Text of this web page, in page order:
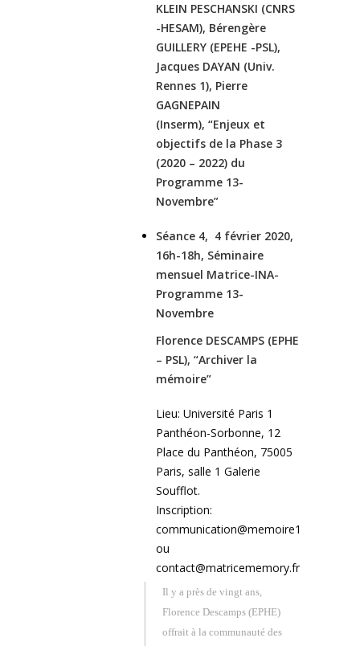
KLEIN PESCHANSKI (CNRS
-HESAM), Bérengère
GUILLERY (EPEHE -PSL),
Jacques DAYAN (Univ.
Rennes 1), Pierre
GAGNEPAIN
(Inserm), “Enjeux et
objectifs de la Phase 3
(2020 – 2022) du
Programme 13-
Novembre”
Séance 4, 4 février 2020,
16h-18h, Séminaire
mensuel Matrice-INA-
Programme 13-
Novembre
Florence DESCAMPS (EPHE
– PSL), “Archiver la
mémoire”
Lieu: Université Paris 1
Panthéon-Sorbonne, 12
Place du Panthéon, 75005
Paris, salle 1 Galerie
Soufflot.
Inscription:
communication@memoire13novembre
ou
contact@matricememory.fr
Il y a près de vingt ans,
Florence Descamps (EPHE)
offrait à la communauté des